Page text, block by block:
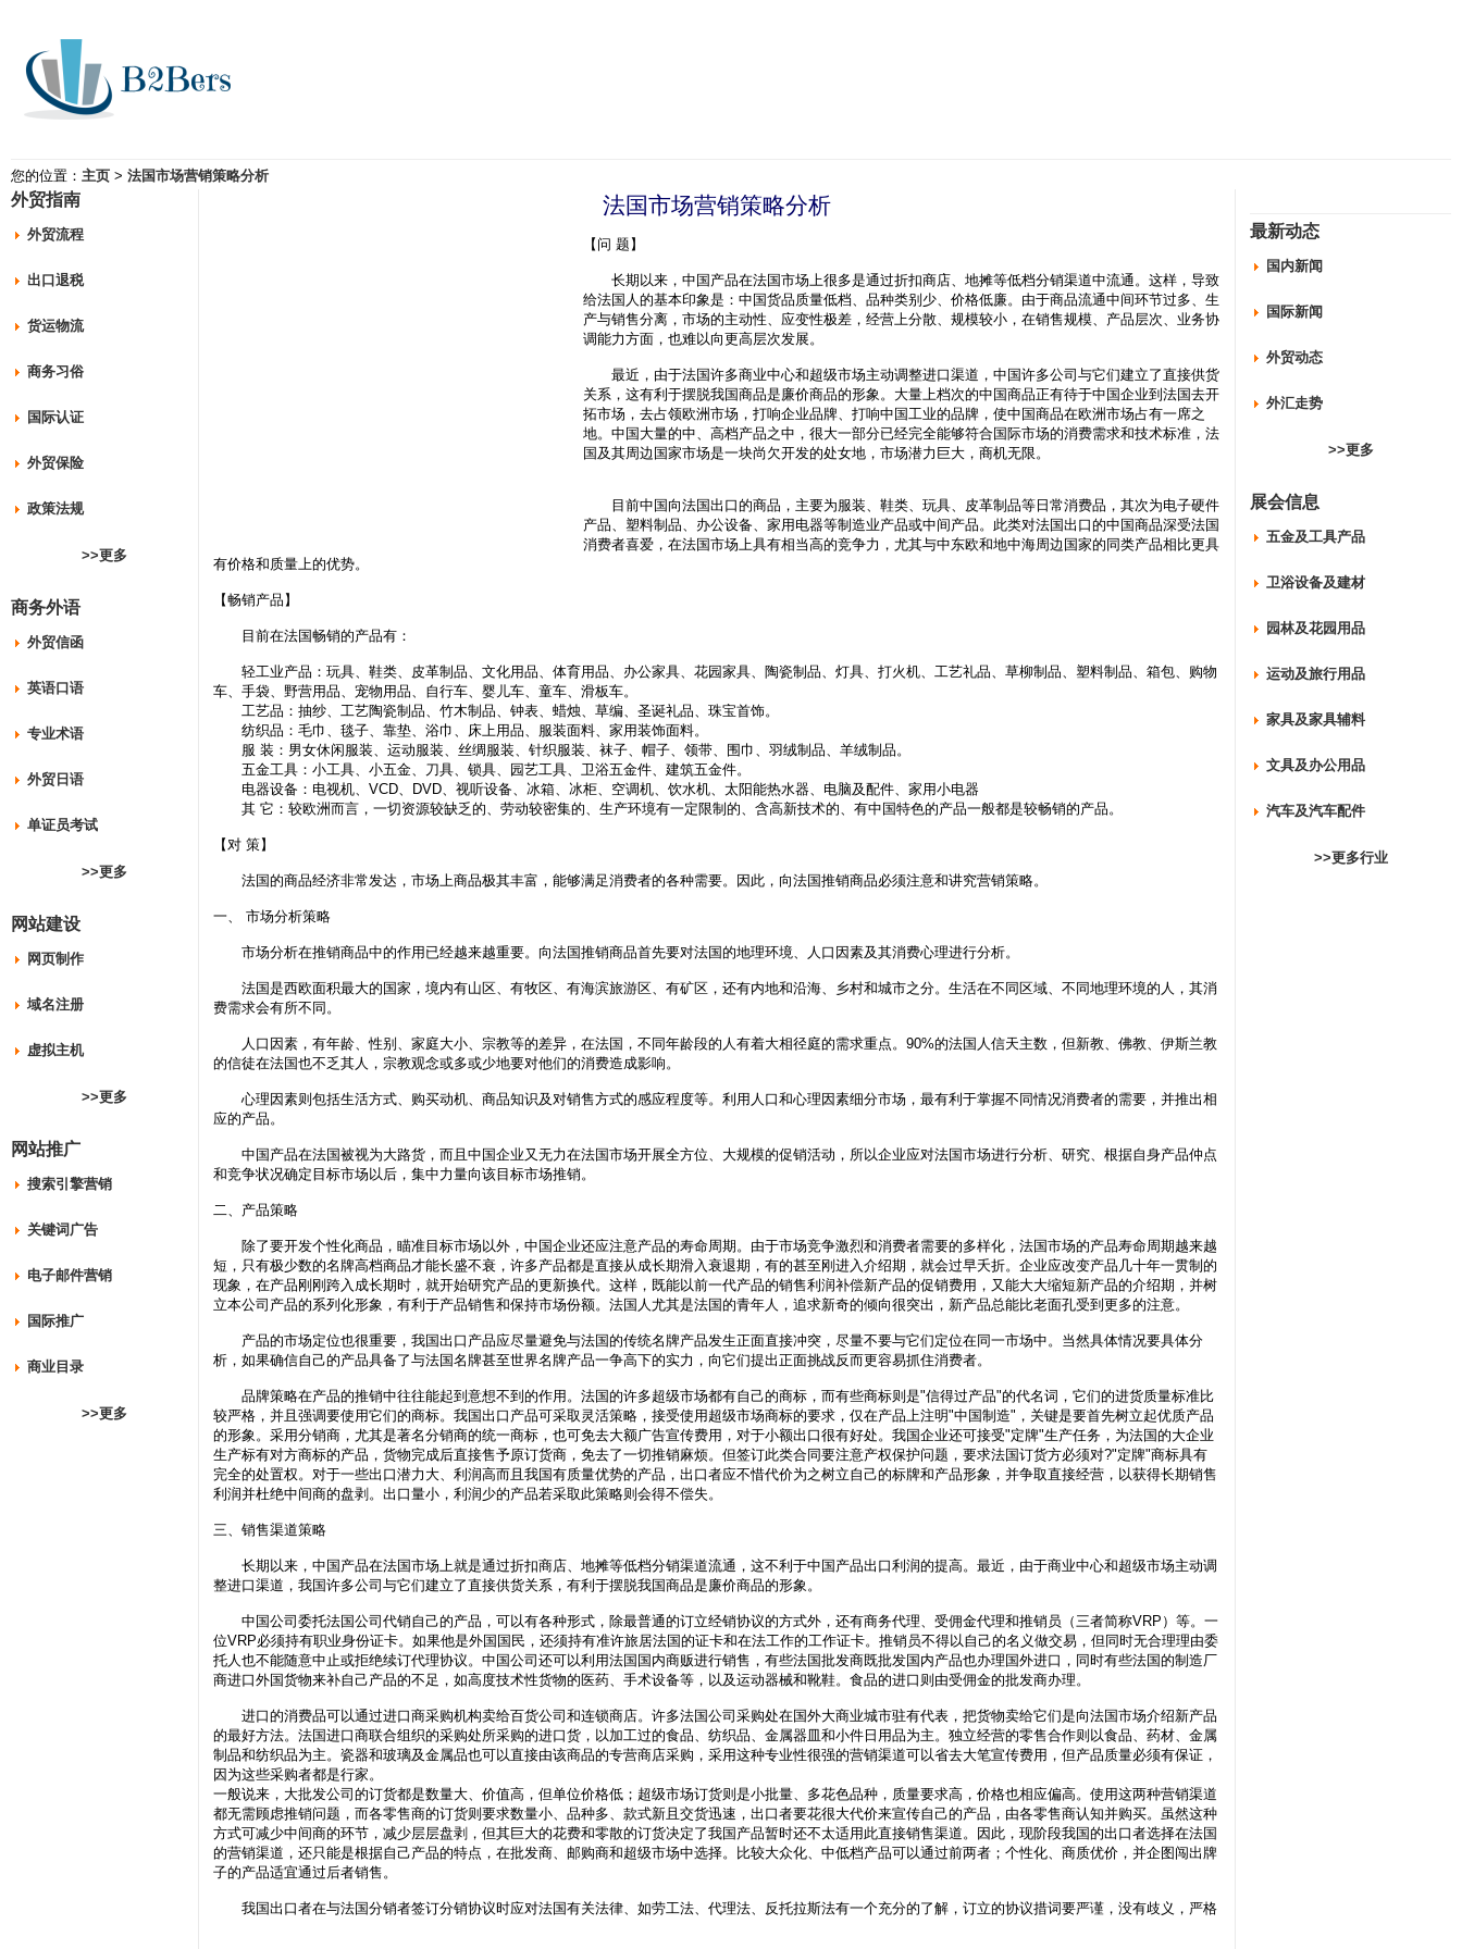
您的位置： 主页 > 法国市场营销策略分析
外贸指南
外贸流程
出口退税
货运物流
商务习俗
国际认证
外贸保险
政策法规
>>更多
商务外语
外贸信函
英语口语
专业术语
外贸日语
单证员考试
>>更多
网站建设
网页制作
域名注册
虚拟主机
>>更多
网站推广
搜索引擎营销
关键词广告
电子邮件营销
国际推广
商业目录
>>更多
法国市场营销策略分析
【问 题】
长期以来，中国产品在法国市场上很多是通过折扣商店、地摊等低档分销渠道中流通。这样，导致
给法国人的基本印象是：中国货品质量低档、品种类别少、价格低廉。由于商品流通中间环节过多、生
产与销售分离，市场的主动性、应变性极差，经营上分散、规模较小，在销售规模、产品层次、业务协
调能力方面，也难以向更高层次发展。
最近，由于法国许多商业中心和超级市场主动调整进口渠道，中国许多公司与它们建立了直接供货
关系，这有利于摆脱我国商品是廉价商品的形象。大量上档次的中国商品正有待于中国企业到法国去开
拓市场，去占领欧洲市场，打响企业品牌、打响中国工业的品牌，使中国商品在欧洲市场占有一席之
地。中国大量的中、高档产品之中，很大一部分已经完全能够符合国际市场的消费需求和技术标准，法
国及其周边国家市场是一块尚欠开发的处女地，市场潜力巨大，商机无限。
目前中国向法国出口的商品，主要为服装、鞋类、玩具、皮革制品等日常消费品，其次为电子硬件
产品、塑料制品、办公设备、家用电器等制造业产品或中间产品。此类对法国出口的中国商品深受法国
消费者喜爱，在法国市场上具有相当高的竞争力，尤其与中东欧和地中海周边国家的同类产品相比更具
有价格和质量上的优势。
【畅销产品】
目前在法国畅销的产品有：
轻工业产品：玩具、鞋类、皮革制品、文化用品、体育用品、办公家具、花园家具、陶瓷制品、灯具、打火机、工艺礼品、草柳制品、塑料制品、箱包、购物
车、手袋、野营用品、宠物用品、自行车、婴儿车、童车、滑板车。
工艺品：抽纱、工艺陶瓷制品、竹木制品、钟表、蜡烛、草编、圣诞礼品、珠宝首饰。
纺织品：毛巾、毯子、靠垫、浴巾、床上用品、服装面料、家用装饰面料。
服 装：男女休闲服装、运动服装、丝绸服装、针织服装、袜子、帽子、领带、围巾、羽绒制品、羊绒制品。
五金工具：小工具、小五金、刀具、锁具、园艺工具、卫浴五金件、建筑五金件。
电器设备：电视机、VCD、DVD、视听设备、冰箱、冰柜、空调机、饮水机、太阳能热水器、电脑及配件、家用小电器
其 它：较欧洲而言，一切资源较缺乏的、劳动较密集的、生产环境有一定限制的、含高新技术的、有中国特色的产品一般都是较畅销的产品。
【对 策】
法国的商品经济非常发达，市场上商品极其丰富，能够满足消费者的各种需要。因此，向法国推销商品必须注意和讲究营销策略。
一、 市场分析策略
市场分析在推销商品中的作用已经越来越重要。向法国推销商品首先要对法国的地理环境、人口因素及其消费心理进行分析。
法国是西欧面积最大的国家，境内有山区、有牧区、有海滨旅游区、有矿区，还有内地和沿海、乡村和城市之分。生活在不同区域、不同地理环境的人，其消
费需求会有所不同。
人口因素，有年龄、性别、家庭大小、宗教等的差异，在法国，不同年龄段的人有着大相径庭的需求重点。90%的法国人信天主数，但新教、佛教、伊斯兰教
的信徒在法国也不乏其人，宗教观念或多或少地要对他们的消费造成影响。
心理因素则包括生活方式、购买动机、商品知识及对销售方式的感应程度等。利用人口和心理因素细分市场，最有利于掌握不同情况消费者的需要，并推出相
应的产品。
中国产品在法国被视为大路货，而且中国企业又无力在法国市场开展全方位、大规模的促销活动，所以企业应对法国市场进行分析、研究、根据自身产品仲点
和竞争状况确定目标市场以后，集中力量向该目标市场推销。
二、产品策略
除了要开发个性化商品，瞄准目标市场以外，中国企业还应注意产品的寿命周期。由于市场竞争激烈和消费者需要的多样化，法国市场的产品寿命周期越来越
短，只有极少数的名牌高档商品才能长盛不衰，许多产品都是直接从成长期滑入衰退期，有的甚至刚进入介绍期，就会过早夭折。企业应改变产品几十年一贯制的
现象，在产品刚刚跨入成长期时，就开始研究产品的更新换代。这样，既能以前一代产品的销售利润补偿新产品的促销费用，又能大大缩短新产品的介绍期，并树
立本公司产品的系列化形象，有利于产品销售和保持市场份额。法国人尤其是法国的青年人，追求新奇的倾向很突出，新产品总能比老面孔受到更多的注意。
产品的市场定位也很重要，我国出口产品应尽量避免与法国的传统名牌产品发生正面直接冲突，尽量不要与它们定位在同一市场中。当然具体情况要具体分
析，如果确信自己的产品具备了与法国名牌甚至世界名牌产品一争高下的实力，向它们提出正面挑战反而更容易抓住消费者。
品牌策略在产品的推销中往往能起到意想不到的作用。法国的许多超级市场都有自己的商标，而有些商标则是"信得过产品"的代名词，它们的进货质量标准比
较严格，并且强调要使用它们的商标。我国出口产品可采取灵活策略，接受使用超级市场商标的要求，仅在产品上注明"中国制造"，关键是要首先树立起优质产品
的形象。采用分销商，尤其是著名分销商的统一商标，也可免去大额广告宣传费用，对于小额出口很有好处。我国企业还可接受"定牌"生产任务，为法国的大企业
生产标有对方商标的产品，货物完成后直接售予原订货商，免去了一切推销麻烦。但签订此类合同要注意产权保护问题，要求法国订货方必须对?"定牌"商标具有
完全的处置权。对于一些出口潜力大、利润高而且我国有质量优势的产品，出口者应不惜代价为之树立自己的标牌和产品形象，并争取直接经营，以获得长期销售
利润并杜绝中间商的盘剥。出口量小，利润少的产品若采取此策略则会得不偿失。
三、销售渠道策略
长期以来，中国产品在法国市场上就是通过折扣商店、地摊等低档分销渠道流通，这不利于中国产品出口利润的提高。最近，由于商业中心和超级市场主动调
整进口渠道，我国许多公司与它们建立了直接供货关系，有利于摆脱我国商品是廉价商品的形象。
中国公司委托法国公司代销自己的产品，可以有各种形式，除最普通的订立经销协议的方式外，还有商务代理、受佣金代理和推销员（三者简称VRP）等。一
位VRP必须持有职业身份证卡。如果他是外国国民，还须持有准许旅居法国的证卡和在法工作的工作证卡。推销员不得以自己的名义做交易，但同时无合理理由委
托人也不能随意中止或拒绝续订代理协议。中国公司还可以利用法国国内商贩进行销售，有些法国批发商既批发国内产品也办理国外进口，同时有些法国的制造厂
商进口外国货物来补自己产品的不足，如高度技术性货物的医药、手术设备等，以及运动器械和靴鞋。食品的进口则由受佣金的批发商办理。
进口的消费品可以通过进口商采购机构卖给百货公司和连锁商店。许多法国公司采购处在国外大商业城市驻有代表，把货物卖给它们是向法国市场介绍新产品
的最好方法。法国进口商联合组织的采购处所采购的进口货，以加工过的食品、纺织品、金属器皿和小件日用品为主。独立经营的零售合作则以食品、药材、金属
制品和纺织品为主。瓷器和玻璃及金属品也可以直接由该商品的专营商店采购，采用这种专业性很强的营销渠道可以省去大笔宣传费用，但产品质量必须有保证，
因为这些采购者都是行家。
一般说来，大批发公司的订货都是数量大、价值高，但单位价格低；超级市场订货则是小批量、多花色品种，质量要求高，价格也相应偏高。使用这两种营销渠道
都无需顾虑推销问题，而各零售商的订货则要求数量小、品种多、款式新且交货迅速，出口者要花很大代价来宣传自己的产品，由各零售商认知并购买。虽然这种
方式可减少中间商的环节，减少层层盘剥，但其巨大的花费和零散的订货决定了我国产品暂时还不太适用此直接销售渠道。因此，现阶段我国的出口者选择在法国
的营销渠道，还只能是根据自己产品的特点，在批发商、邮购商和超级市场中选择。比较大众化、中低档产品可以通过前两者；个性化、商质优价，并企图闯出牌
子的产品适宜通过后者销售。
我国出口者在与法国分销者签订分销协议时应对法国有关法律、如劳工法、代理法、反托拉斯法有一个充分的了解，订立的协议措词要严谨，没有歧义，严格
最新动态
国内新闻
国际新闻
外贸动态
外汇走势
>>更多
展会信息
五金及工具产品
卫浴设备及建材
园林及花园用品
运动及旅行用品
家具及家具辅料
文具及办公用品
汽车及汽车配件
>>更多行业